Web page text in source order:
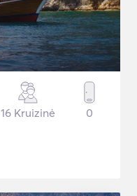
16 Kruizinė 0